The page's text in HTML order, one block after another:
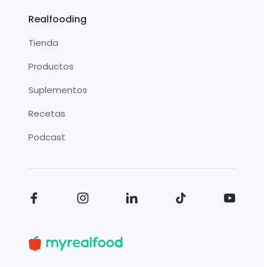
Realfooding
Tienda
Productos
Suplementos
Recetas
Podcast